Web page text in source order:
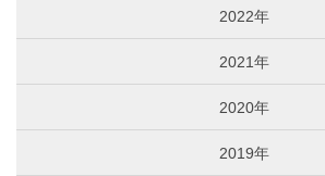
2022年
2021年
2020年
2019年